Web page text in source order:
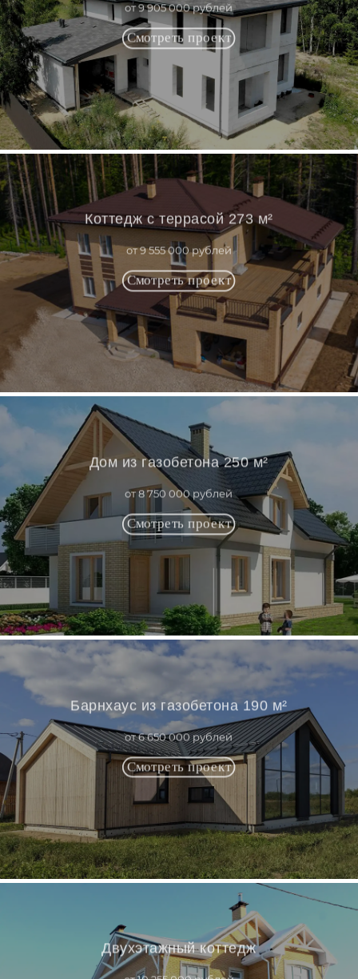
от 9 905 000 рублей
Коттедж с террасой 273 м²
от 9 555 000 рублей
Дом из газобетона 250 м²
от 8 750 000 рублей
Барнхаус из газобетона 190 м²
от 6 650 000 рублей
Двухэтажный коттедж